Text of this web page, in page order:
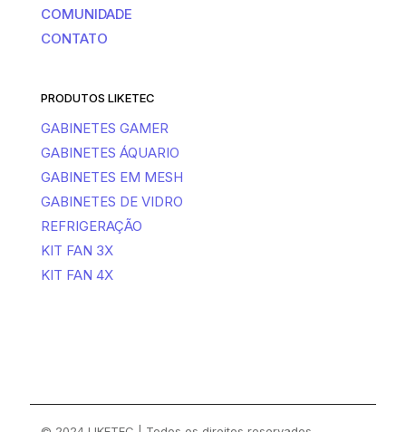
COMUNIDADE
CONTATO
PRODUTOS LIKETEC
GABINETES GAMER
GABINETES ÁQUARIO
GABINETES EM MESH
GABINETES DE VIDRO
REFRIGERAÇÃO
KIT FAN 3X
KIT FAN 4X